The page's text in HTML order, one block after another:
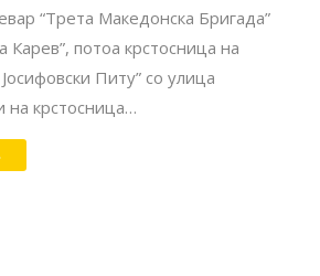
“Трета Македонска Бригада”
Карев”, потоа крстосница на
Питу” со улица
на крстосница…